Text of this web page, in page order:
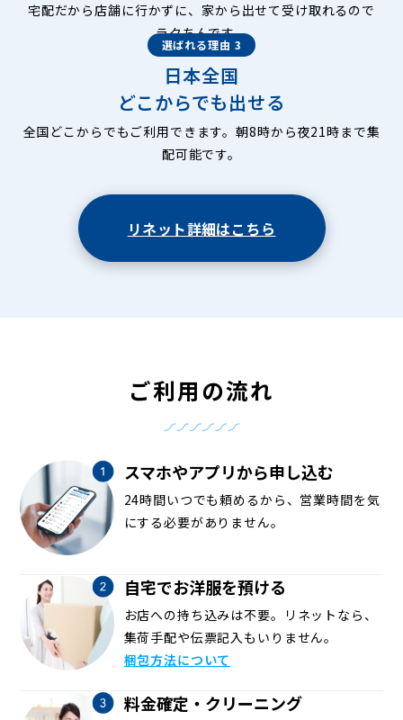
宅配だから店舗に行かずに、家から出せて受け取れるので
ラクちんです。
選ばれる理由 3
日本全国
どこからでも出せる
全国どこからでもご利用できます。朝8時から夜21時まで集
配可能です。
リネット詳細はこちら
ご利用の流れ
スマホやアプリから申し込む
24時間いつでも頼めるから、営業時間を気
にする必要がありません。
自宅でお洋服を預ける
お店への持ち込みは不要。リネットなら、
集荷手配や伝票記入もいりません。
梱包方法について
料金確定・クリーニング